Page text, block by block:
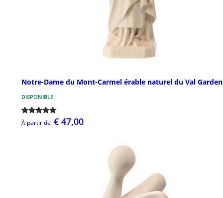
Notre-Dame du Mont-Carmel érable naturel du Val
DISPONIBLE
À partir de € 47,00